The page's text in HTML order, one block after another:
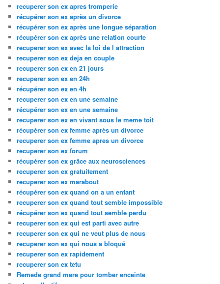
recuperer son ex apres tromperie
récupérer son ex après un divorce
récupérer son ex après une longue séparation
récupérer son ex après une relation courte
recuperer son ex avec la loi de l attraction
recuperer son ex deja en couple
recuperer son ex en 21 jours
recuperer son ex en 24h
récupérer son ex en 4h
recuperer son ex en une semaine
récupérer son ex en une semaine
recuperer son ex en vivant sous le meme toit
récupérer son ex femme après un divorce
recuperer son ex femme apres un divorce
recuperer son ex forum
récupérer son ex grâce aux neurosciences
recuperer son ex gratuitement
recuperer son ex marabout
récupérer son ex quand on a un enfant
recuperer son ex quand tout semble impossible
récupérer son ex quand tout semble perdu
recuperer son ex qui est parti avec autre
recuperer son ex qui ne veut plus de nous
recuperer son ex qui nous a bloqué
recuperer son ex rapidement
recuperer son ex tetu
Remede grand mere pour tomber enceinte